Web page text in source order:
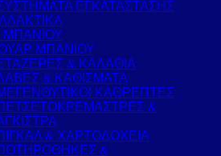
ΕΓΚΑΤΑΣΤΑΣΗΣ
ΜΠΑΝΙΟΥ
& ΚΑΛΑΘΙΑ
& ΚΑΘΙΣΜΑΤΑ
ΚΑΘΡΕΠΤΕΣ
&
& ΧΑΡΤΟΔΟΧΕΙΑ
&